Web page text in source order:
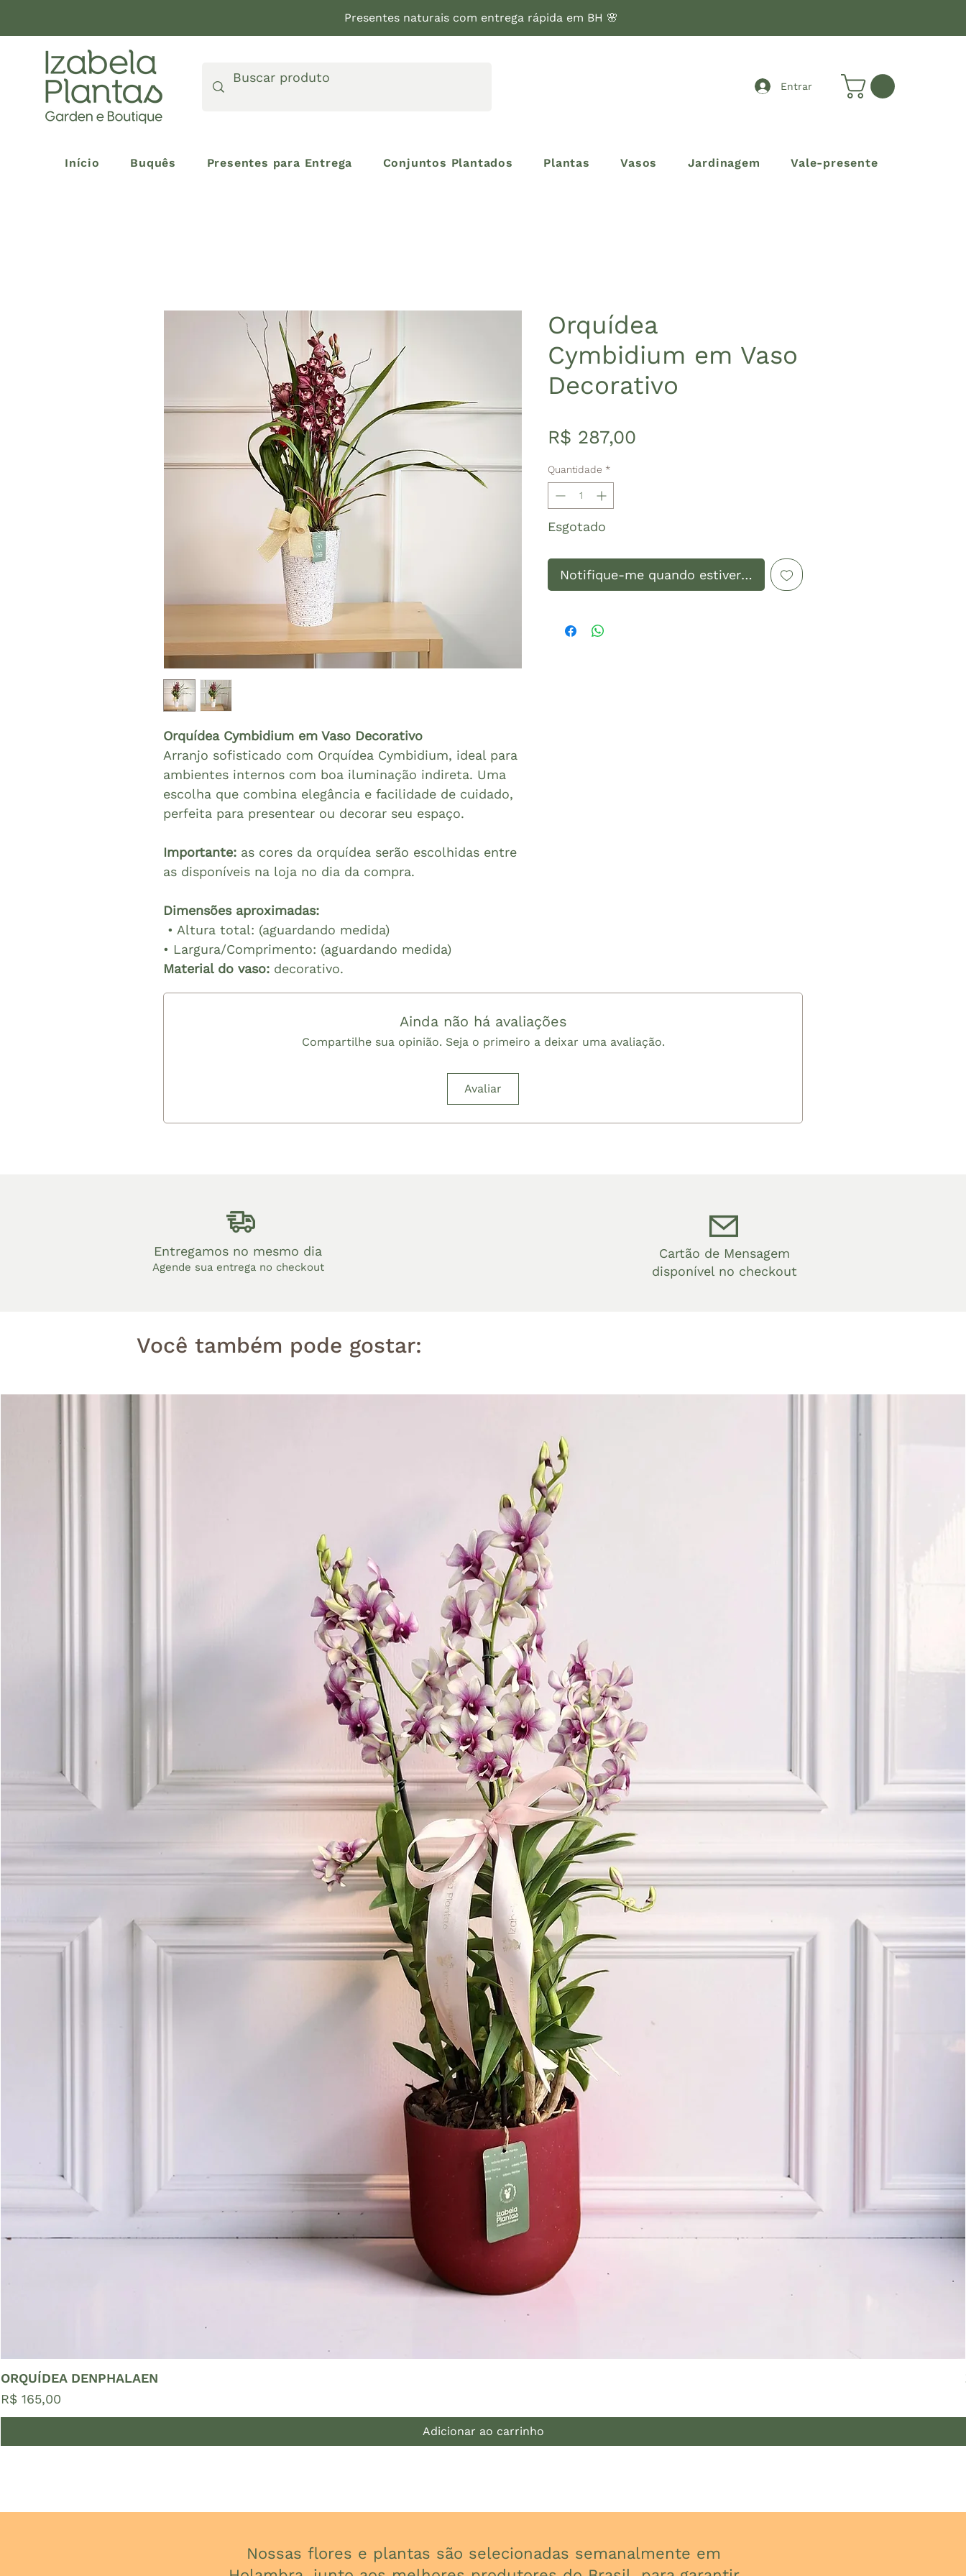
Presentes naturais com entrega rápida em BH 🌸
Entrar
Início Buquês Presentes para Entrega Conjuntos Plantados Plantas Vasos Jardinagem Vale-presente
Orquídea Cymbidium em Vaso Decorativo
Arranjo sofisticado com Orquídea Cymbidium, ideal para
ambientes internos com boa iluminação indireta. Uma
escolha que combina elegância e facilidade de cuidado,
perfeita para presentear ou decorar seu espaço.
Importante: as cores da orquídea serão escolhidas entre
as disponíveis na loja no dia da compra.
Dimensões aproximadas:
• Altura total: (aguardando medida)
• Largura/Comprimento: (aguardando medida)
Material do vaso: decorativo.
Orquídea
Cymbidium em Vaso
Decorativo
R$ 287,00
Quantidade *
Esgotado
Notifique-me quando estiver disponível
Ainda não há avaliações
Compartilhe sua opinião. Seja o primeiro a deixar uma avaliação.
Avaliar
Entregamos no mesmo dia
Agende sua entrega no checkout
Cartão de Mensagem
disponível no checkout
Você também pode gostar:
ORQUÍDEA DENPHALAEN
Preço
R$ 165,00
Adicionar ao carrinho
Nossas flores e plantas são selecionadas semanalmente em